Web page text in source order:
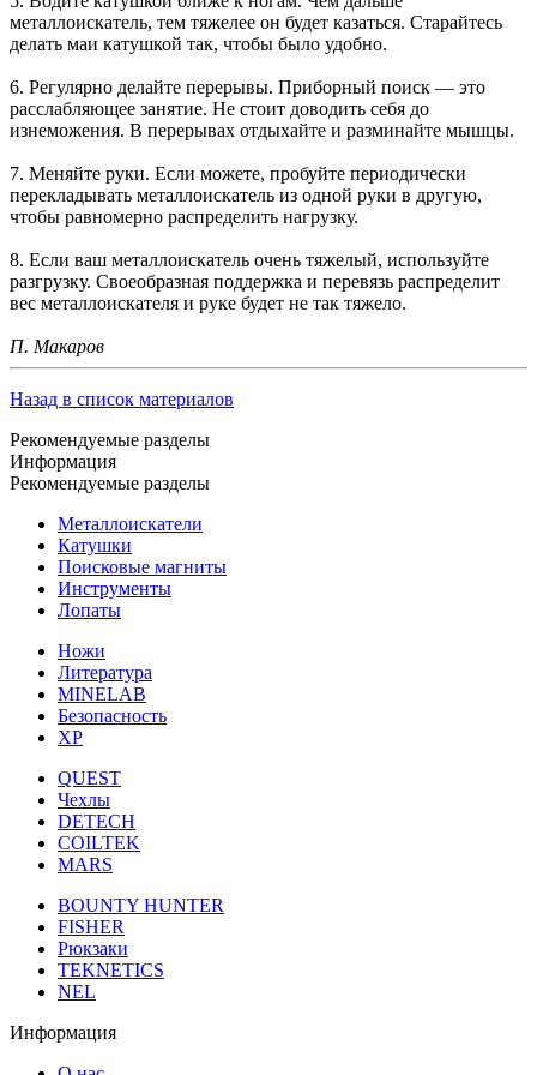
металлоискатель, тем тяжелее он будет казаться. Старайтесь
делать маи катушкой так, чтобы было удобно.
6. Регулярно делайте перерывы. Приборный поиск — это
расслабляющее занятие. Не стоит доводить себя до
изнеможения. В перерывах отдыхайте и разминайте мышцы.
7. Меняйте руки. Если можете, пробуйте периодически
перекладывать металлоискатель из одной руки в другую,
чтобы равномерно распределить нагрузку.
8. Если ваш металлоискатель очень тяжелый, используйте
разгрузку. Своеобразная поддержка и перевязь распределит
вес металлоискателя и руке будет не так тяжело.
П. Макаров
Назад в список материалов
Рекомендуемые разделы
Информация
Рекомендуемые разделы
Металлоискатели
Катушки
Поисковые магниты
Инструменты
Лопаты
Ножи
Литература
MINELAB
Безопасность
XP
QUEST
Чехлы
DETECH
COILTEK
MARS
BOUNTY HUNTER
FISHER
Рюкзаки
TEKNETICS
NEL
Информация